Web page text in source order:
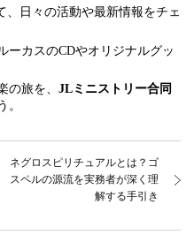
、日々の活動や最新情報をチェ
ーカスのCDやオリジナルグッ
の旅を、 JLミニストリー合同
。
ネグロスピリチュアルとは？ゴ
スペルの源流を実務者が深く理
解する手引き